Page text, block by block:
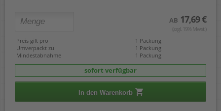
AB 17,69 €
(zzgl. 19% Mwst.)
Preis gilt pro
1 Packung
Umverpackt zu
1 Packung
Mindestabnahme
1 Packung
sofort verfügbar
In den Warenkorb